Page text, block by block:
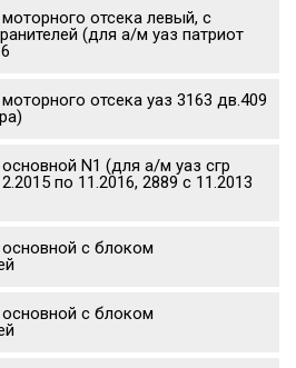
отсека левый, с
(для а/м уаз патриот
отсека уаз 3163 дв.409
N1 (для а/м уаз сгр
по 11.2016, 2889 с 11.2013
с блоком
с блоком